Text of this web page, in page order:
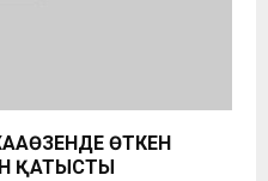
ӨТКЕН
ҚАТЫСТЫ